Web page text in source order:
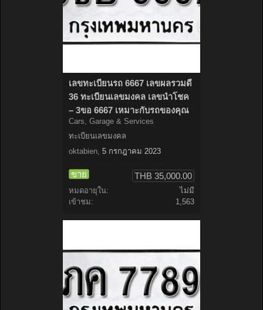
เลขทะเบียนรถ 6667 เลขผลรวมดี
36 ทะเบียนเลขมงคล เลขนำโชค
– 3ขอ 6667 เหมาะกับรถของคุณ
Cars, Garage & Services
ทะเบียนเลขมงคล
oktabien 5 กรกฎาคม 2023
ขาย THB 35,000.00
หมดอายุใน:
ไม่มี
เข้าชม:
1,563